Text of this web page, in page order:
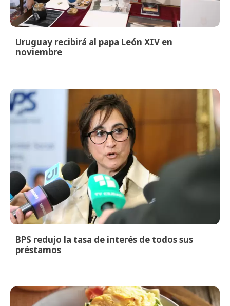
Uruguay recibirá al papa León XIV en
noviembre
BPS redujo la tasa de interés de todos sus
préstamos